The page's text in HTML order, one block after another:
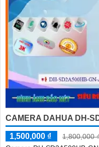
CAMERA DAHUA DH-
1,500,000 ₫
1,800,000